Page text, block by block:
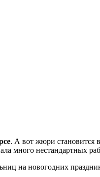
. А вот жюри становится
много нестандартных
на новогодних